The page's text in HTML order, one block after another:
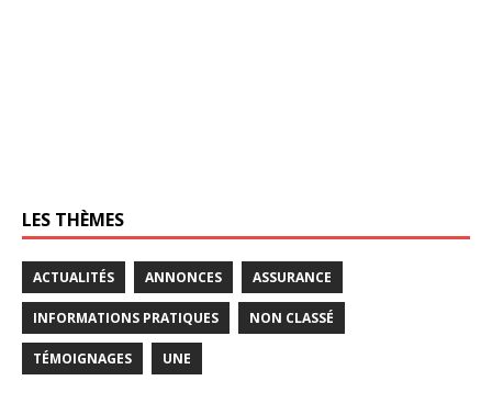
LES THÈMES
ACTUALITÉS ANNONCES ASSURANCE
INFORMATIONS PRATIQUES NON CLASSÉ
TÉMOIGNAGES UNE